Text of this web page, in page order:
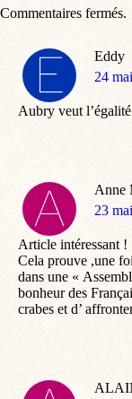
Eddy
dit
24
Aubry veut
Anne
dit
23
Article intéressant !
Cela prouve ,une
dans une «
bonheur des
crabes et d’
Commentaires fermés.